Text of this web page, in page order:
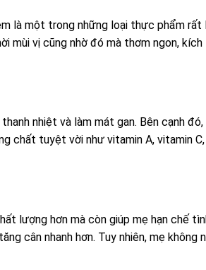
là một trong những loại thực phẩm rất
mùi vị cũng nhờ đó mà thơm ngon,
nhiệt và làm mát gan. Bên cạnh
chất tuyệt vời như vitamin A, vitamin
lượng hơn mà còn giúp mẹ hạn chế
cân nhanh hơn. Tuy nhiên, mẹ không